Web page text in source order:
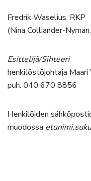
Fredrik Waselius, RKP
(Nina Colliander-
Esittelijä/Sihteeri
henkilöstöjohtaja Maari
puh. 040 670 8856
Henkilöiden
muodossa